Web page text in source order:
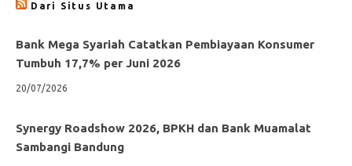
Dari Situs Utama
Bank Mega Syariah Catatkan Pembiayaan Konsumer
Tumbuh 17,7% per Juni 2026
20/07/2026
Synergy Roadshow 2026, BPKH dan Bank Muamalat
Sambangi Bandung